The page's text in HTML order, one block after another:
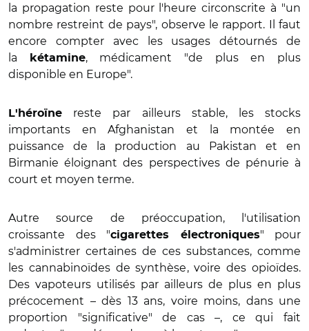
la propagation reste pour l'heure circonscrite à "un
nombre restreint de pays", observe le rapport. Il faut
encore compter avec les usages détournés de
la
kétamine, médicament "de plus en plus
disponible en Europe".
L'héroïne reste par ailleurs stable, les stocks
importants en Afghanistan et la montée en
puissance de la production au Pakistan et en
Birmanie éloignant des perspectives de pénurie à
court et moyen terme.
Autre source de préoccupation, l'utilisation
croissante des "cigarettes électroniques" pour
s'administrer certaines de ces substances, comme
les cannabinoïdes de synthèse, voire des opioïdes.
Des vapoteurs utilisés par ailleurs de plus en plus
précocement – dès 13 ans, voire moins, dans une
proportion "significative" de cas –, ce qui fait